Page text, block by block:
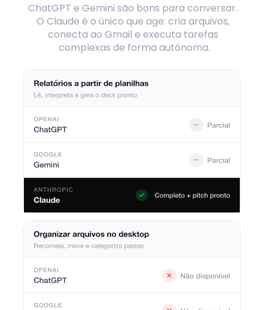
ChatGPT e Gemini são bons para conversar.
O Claude é o único que age: cria arquivos,
conecta ao Gmail e executa tarefas
complexas de forma autônoma.